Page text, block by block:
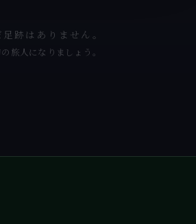
足跡はありません。
旅人になりましょう。